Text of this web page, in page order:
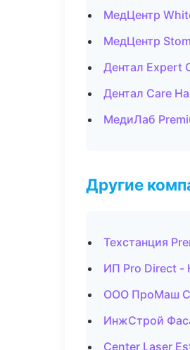
МедЦентр
МедЦентр
Дентал Expert
Дентал Care
МедиЛаб
Другие
Техстанция
ИП Pro Direct -
ООО ПроМаш
ИнжСтрой
Center Laser